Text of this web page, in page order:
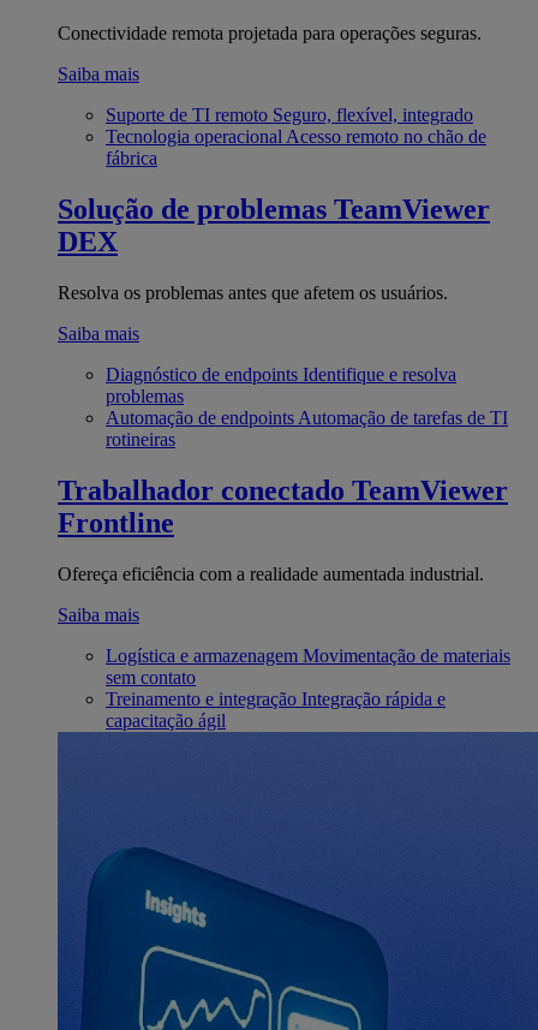
Conectividade remota projetada para operações seguras.
Saiba mais
Suporte de TI remoto Seguro, flexível, integrado
Tecnologia operacional Acesso remoto no chão de
fábrica
Solução de problemas TeamViewer
DEX
Resolva os problemas antes que afetem os usuários.
Saiba mais
Diagnóstico de endpoints Identifique e resolva
problemas
Automação de endpoints Automação de tarefas de TI
rotineiras
Trabalhador conectado TeamViewer
Frontline
Ofereça eficiência com a realidade aumentada industrial.
Saiba mais
Logística e armazenagem Movimentação de materiais
sem contato
Treinamento e integração Integração rápida e
capacitação ágil